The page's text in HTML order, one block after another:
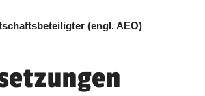
(engl. AEO)